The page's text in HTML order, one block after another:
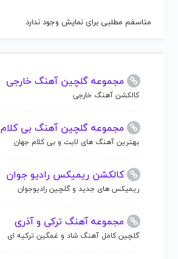
متاسفم مطلبی برای نمایش وجود ندارد
مجموعه گلچین آهنگ خارجی
کالکشن آهنگ خارجی
مجموعه گلچین آهنگ بی کلام
بهترین آهنگ های لایت و بی کلام جهان
کالکشن ریمیکس رادیو جوان
ریمیکس های جدید و گلچین رادیوجوان
مجموعه آهنگ ترکی و آذری
گلچین کامل آهنگ شاد و غمگین ترکیه ای